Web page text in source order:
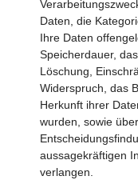
Daten, die
Ihre Daten
Speicherdauer,
Löschung,
Widerspruch, das
Herkunft ihrer
wurden, sowie
aussagekräftigen
verlangen.